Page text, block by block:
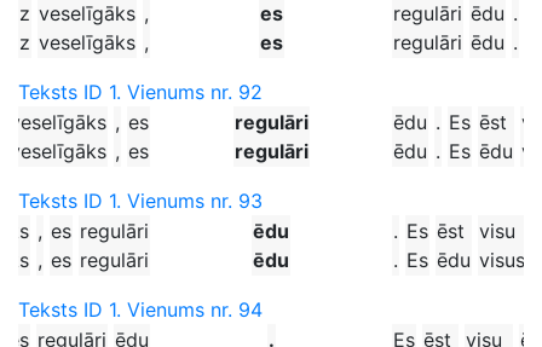
veselīgāks
veselīgāks
,
,
es
es
regulāri
regulāri
ēdu
ēdu
.
.
Teksts ID 1. Vienums nr. 92
veselīgāks
veselīgāks
,
,
es
es
regulāri
regulāri
ēdu
ēdu
.
.
Es
Es
ēst
ēdu
Teksts ID 1. Vienums nr. 93
,
,
es
es
regulāri
regulāri
ēdu
ēdu
.
.
Es
Es
ēst
ēdu
visu
visus
Teksts ID 1. Vienums nr. 94
es regulāri ēdu
.
Es ēst
visu